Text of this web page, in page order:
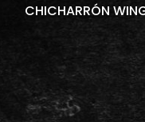
CHICHARRÓN